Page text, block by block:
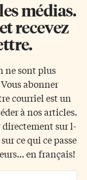
médias.
recevez
ne sont plus
abonner
courriel est un
à nos articles.
directement sur l-
ce qui ce passe
en français!